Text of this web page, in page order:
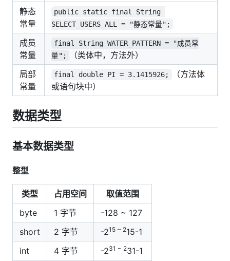
静态
常量
public static final String
SELECT_USERS_ALL = "静态常量";
成员
常量
final String WATER_PATTERN = "成员常
量";
（类体中，方法外）
局部
常量
final double PI = 3.1415926;
（方法体
或语句块中）
数据类型
基本数据类型
整型
类型 占用空间
取值范围
byte
1 字节
-128 ~ 127
short
2 字节 -215 ~ 215-1
int
4 字节 -231 ~ 231-1